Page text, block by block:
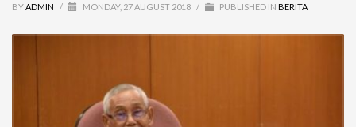
BY ADMIN / MONDAY, 27 AUGUST 2018 / PUBLISHED IN BERITA